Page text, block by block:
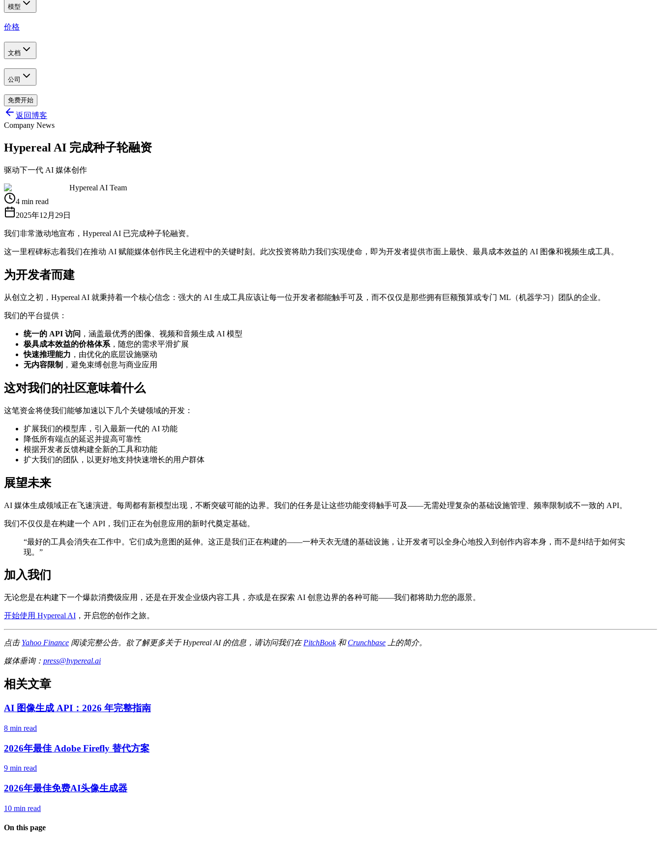
模型
价格
文档
公司
免费开始
返回博客
Company News
Hypereal AI 完成种子轮融资
驱动下一代 AI 媒体创作
Hypereal AI Team
4 min read
2025年12月29日
我们非常激动地宣布，Hypereal AI 已完成种子轮融资。
这一里程碑标志着我们在推动 AI 赋能媒体创作民主化进程中的关键时刻。此次投资将助力我们实现使命，即为开发者提供市面上最快、最具成本效益的 AI 图像和视频生成工具。
为开发者而建
从创立之初，Hypereal AI 就秉持着一个核心信念：强大的 AI 生成工具应该让每一位开发者都能触手可及，而不仅仅是那些拥有巨额预算或专门 ML（机器学习）团队的企业。
我们的平台提供：
统一的 API 访问 ，涵盖最优秀的图像、视频和音频生成 AI 模型
极具成本效益的价格体系 ，随您的需求平滑扩展
快速推理能力 ，由优化的底层设施驱动
无内容限制 ，避免束缚创意与商业应用
这对我们的社区意味着什么
这笔资金将使我们能够加速以下几个关键领域的开发：
扩展我们的模型库，引入最新一代的 AI 功能
降低所有端点的延迟并提高可靠性
根据开发者反馈构建全新的工具和功能
扩大我们的团队，以更好地支持快速增长的用户群体
展望未来
AI 媒体生成领域正在飞速演进。每周都有新模型出现，不断突破可能的边界。我们的任务是让这些功能变得触手可及——无需处理复杂的基础设施管理、频率限制或不一致的 API。
我们不仅仅是在构建一个 API，我们正在为创意应用的新时代奠定基础。
“最好的工具会消失在工作中。它们成为意图的延伸。这正是我们正在构建的——一种天衣无缝的基础设施，让开发者可以全身心地投入到创作内容本身，而不是纠结于如何实
现。”
加入我们
无论您是在构建下一个爆款消费级应用，还是在开发企业级内容工具，亦或是在探索 AI 创意边界的各种可能——我们都将助力您的愿景。
开始使用 Hypereal AI ，开启您的创作之旅。
点击 Yahoo Finance 阅读完整公告。欲了解更多关于 Hypereal AI 的信息，请访问我们在PitchBook和Crunchbase 上的简介。
媒体垂询： press@hypereal.ai
相关文章
AI 图像生成 API：2026 年完整指南
8 min read
2026年最佳 Adobe Firefly 替代方案
9 min read
2026年最佳免费AI头像生成器
10 min read
On this page